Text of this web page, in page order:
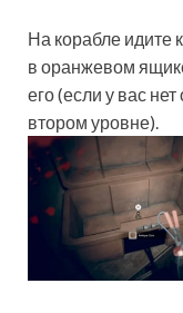
На корабле идите
в оранжевом
его (если у вас
втором уровне).